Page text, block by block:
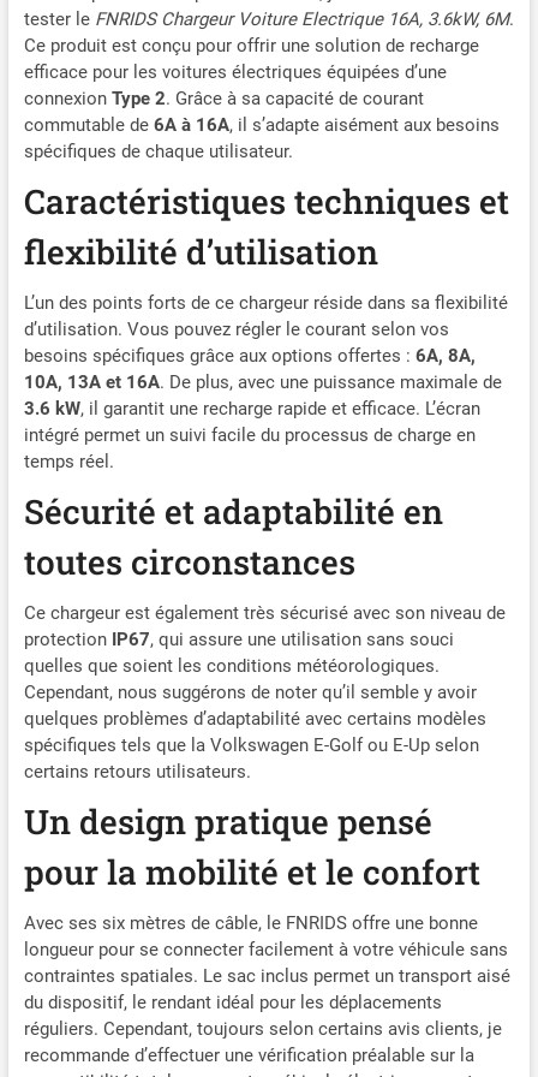
vous pouvez recharger en
consommant peu
d'électricité, ce qui vous
permet d'économiser du
temps et de l'argent. SÛR &
FIABLE : Notre chargeur de
protéger votre voiture
contre les
surtensions/sous-tensions,
la surchauffe, les
surintensités/sous-
courants, les fuites, les
courts-circuits, les
surtensions, les coups de
foudre, les dommages à la
terre, et plus encore. Avec
un indice d'étanchéité IP65
de travail de -30℃ à 50℃,
il résistera à divers
intérieurs et extérieurs et
météorologiques extrêmes.
STURDY AND DURABLE : La
résistance aux chocs de
notre chargeur ev rating
jusqu'à IK10, même si le
chargeur est
accidentellement écrasé par
toujours le faire sans vous
soucier de l'endommager.
Le câble est fabriqué avec
et offre une conductivité
supérieure, une charge
rapide et des capacités
d'étanchéité, tout en
minimisant la génération de
chaleur, ce qui garantit que
tester le FNRIDS Chargeur Voiture Electrique 16A, 3.6kW, 6M.
Ce produit est conçu pour offrir une solution de recharge
efficace pour les voitures électriques équipées d’une
connexion Type 2. Grâce à sa capacité de courant
commutable de 6A à 16A, il s’adapte aisément aux besoins
spécifiques de chaque utilisateur.
Caractéristiques techniques et
flexibilité d’utilisation
L’un des points forts de ce chargeur réside dans sa flexibilité
d’utilisation. Vous pouvez régler le courant selon vos
besoins spécifiques grâce aux options offertes : 6A, 8A,
10A, 13A et 16A. De plus, avec une puissance maximale de
3.6 kW, il garantit une recharge rapide et efficace. L’écran
intégré permet un suivi facile du processus de charge en
temps réel.
Sécurité et adaptabilité en
toutes circonstances
Ce chargeur est également très sécurisé avec son niveau de
protection IP67, qui assure une utilisation sans souci
quelles que soient les conditions météorologiques.
Cependant, nous suggérons de noter qu’il semble y avoir
quelques problèmes d’adaptabilité avec certains modèles
spécifiques tels que la Volkswagen E-Golf ou E-Up selon
certains retours utilisateurs.
Un design pratique pensé
pour la mobilité et le confort
Avec ses six mètres de câble, le FNRIDS offre une bonne
longueur pour se connecter facilement à votre véhicule sans
contraintes spatiales. Le sac inclus permet un transport aisé
du dispositif, le rendant idéal pour les déplacements
réguliers. Cependant, toujours selon certains avis clients, je
recommande d’effectuer une vérification préalable sur la